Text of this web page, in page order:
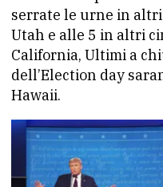
serrate le urne in
Utah e alle 5 in altri
California, Ultimi a
dell’Election day
Hawaii.